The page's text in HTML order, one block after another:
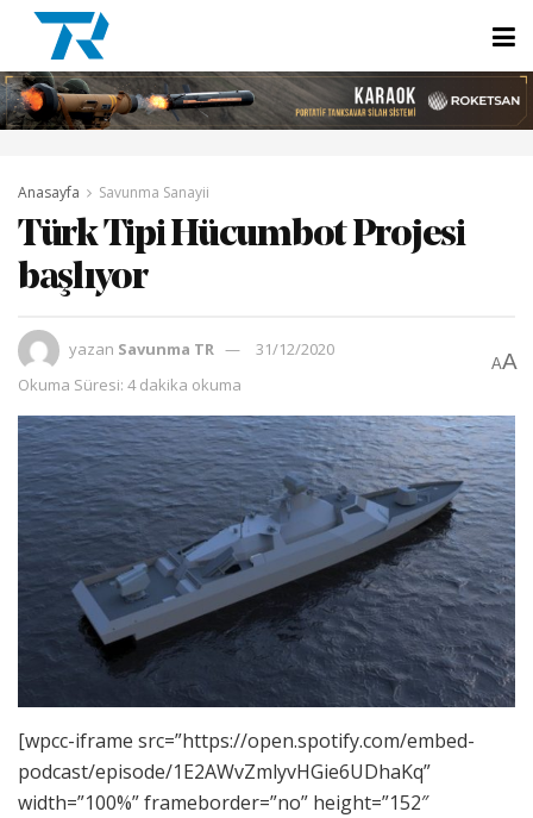
Anasayfa Savunma Sanayii
Türk Tipi Hücumbot Projesi
başlıyor
yazan Savunma TR
31/12/2020
Okuma Süresi: 4 dakika okuma
AA
[wpcc-iframe src=”https://open.spotify.com/embed-
podcast/episode/1E2AWvZmlyvHGie6UDhaKq”
width=”100%” frameborder=”no” height=”152″